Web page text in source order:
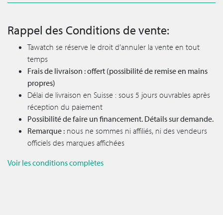
Rappel des Conditions de vente:
Tawatch se réserve le droit d’annuler la vente en tout
temps
Frais de livraison : offert (possibilité de remise en mains
propres)
Délai de livraison en Suisse : sous 5 jours ouvrables après
réception du paiement
Possibilité de faire un financement. Détails sur demande.
Remarque : nous ne sommes ni affiliés, ni des vendeurs
officiels des marques affichées
Voir les conditions complètes